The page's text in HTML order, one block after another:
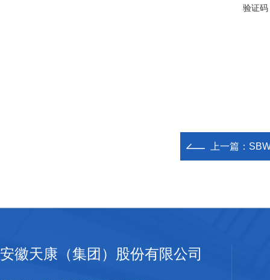
验证码
上一篇：
安徽天康（集团）股份有限公司